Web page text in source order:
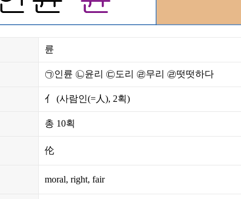
륜
㉠인륜 ㉡윤리 ㉢도리 ㉣무리 ㉣떳떳하다
亻 (사람인(=人), 2획)
총 10획
伦
moral, right, fair